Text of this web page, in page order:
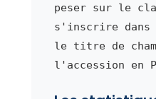
peser sur le
s'inscrire dans
le titre de
l'accession en